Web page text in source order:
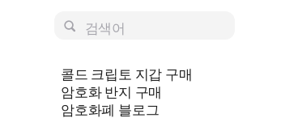
검색어
콜드 크립토 지갑 구매
암호화 반지 구매
암호화폐 블로그